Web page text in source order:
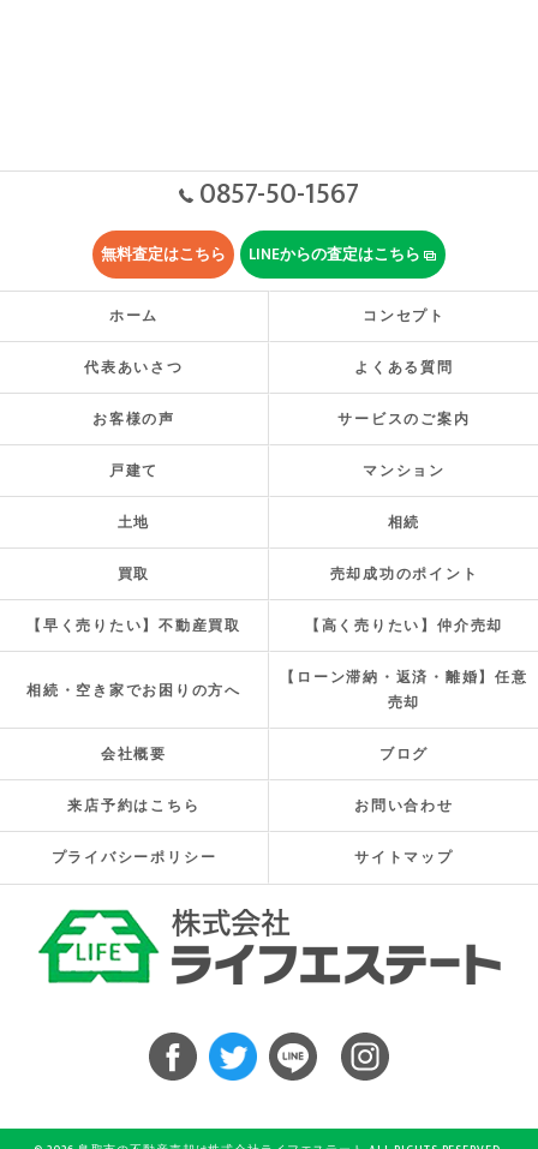
0857-50-1567
無料査定はこちら LINEからの査定はこちら
ホーム コンセプト
代表あいさつ よくある質問
お客様の声 サービスのご案内
戸建て マンション
土地 相続
買取 売却成功のポイント
【早く売りたい】不動産買取 【高く売りたい】仲介売却
相続・空き家でお困りの方へ
【ローン滞納・返済・離婚】任意
売却
会社概要 ブログ
来店予約はこちら お問い合わせ
プライバシーポリシー サイトマップ